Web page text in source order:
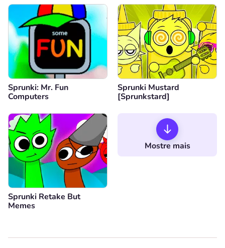
Sprunki: Mr. Fun
Computers
Sprunki Mustard
[Sprunkstard]
Sprunki Retake But
Memes
Mostre mais